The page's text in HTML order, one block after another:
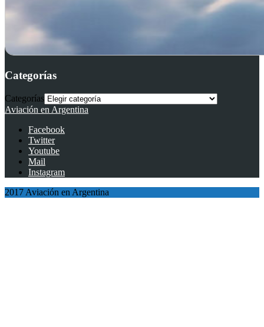
Categorías
Categorías
Aviación en Argentina
Facebook
Twitter
Youtube
Mail
Instagram
2017 Aviación en Argentina